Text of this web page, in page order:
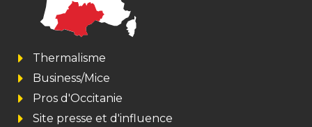
Thermalisme
Business/Mice
Pros d'Occitanie
Site presse et d'influence